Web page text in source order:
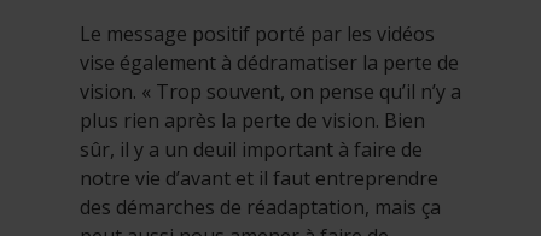
Le message positif porté par les vidéos
vise également à dédramatiser la perte de
vision. « Trop souvent, on pense qu’il n’y a
plus rien après la perte de vision. Bien
sûr, il y a un deuil important à faire de
notre vie d’avant et il faut entreprendre
des démarches de réadaptation, mais ça